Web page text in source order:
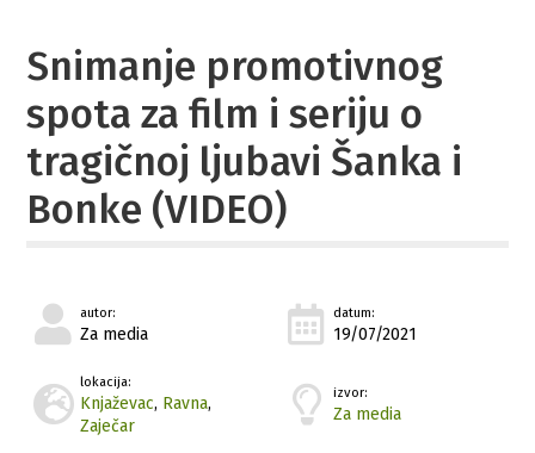
Snimanje promotivnog
spota za film i seriju o
tragičnoj ljubavi Šanka i
Bonke (VIDEO)
autor:
Za media
datum:
19/07/2021
lokacija:
Knjaževac, Ravna,
Zaječar
izvor:
Za media